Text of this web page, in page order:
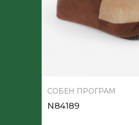
СОБЕН ПРОГРАМ
N84189